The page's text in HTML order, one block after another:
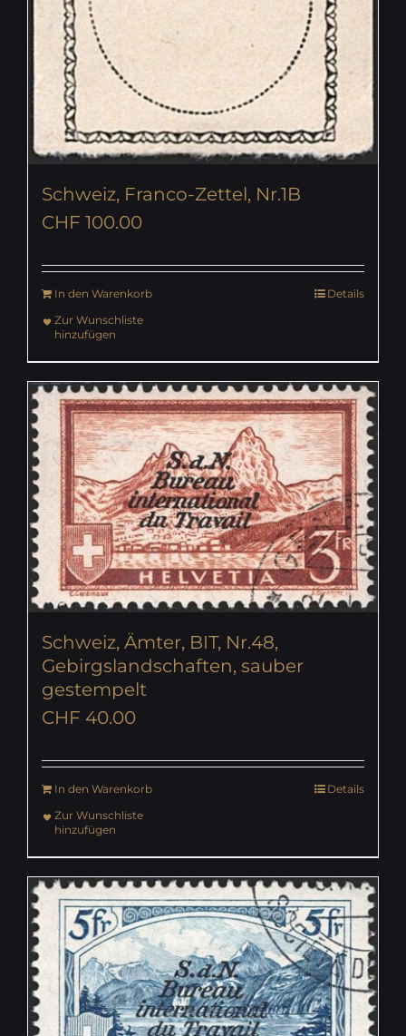
Schweiz, Franco-Zettel, Nr.1B
CHF 100.00
In den Warenkorb
Details
Zur Wunschliste
hinzufügen
Schweiz, Ämter, BIT, Nr.48,
Gebirgslandschaften, sauber
gestempelt
CHF 40.00
In den Warenkorb
Details
Zur Wunschliste
hinzufügen